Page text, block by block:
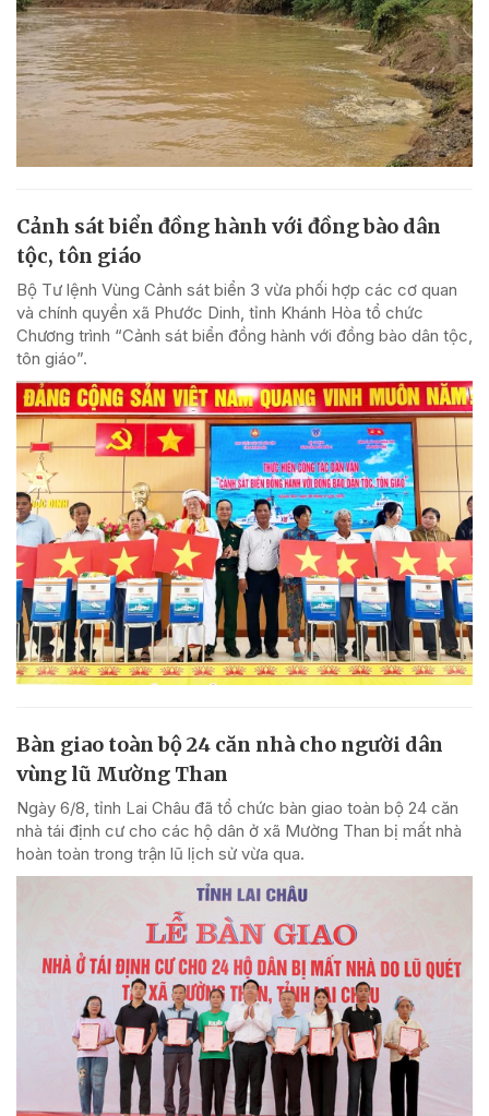
Cảnh sát biển đồng hành với đồng bào dân
tộc, tôn giáo
Bộ Tư lệnh Vùng Cảnh sát biển 3 vừa phối hợp các cơ quan
và chính quyền xã Phước Dinh, tỉnh Khánh Hòa tổ chức
Chương trình “Cảnh sát biển đồng hành với đồng bào dân tộc,
tôn giáo”.
Bàn giao toàn bộ 24 căn nhà cho người dân
vùng lũ Mường Than
Ngày 6/8, tỉnh Lai Châu đã tổ chức bàn giao toàn bộ 24 căn
nhà tái định cư cho các hộ dân ở xã Mường Than bị mất nhà
hoàn toàn trong trận lũ lịch sử vừa qua.